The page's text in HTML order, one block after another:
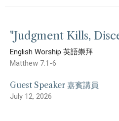
"Judgment Kills,
English Worship 英語崇拜
Matthew 7:1-6
Guest Speaker 嘉賓講員
July 12, 2026